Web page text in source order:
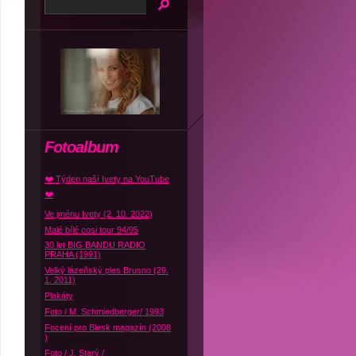
Fotoalbum
❤️ Týden naší Ivety na YouTube
❤️
Ve jménu Ivety (2. 10. 2022)
Malé bílé cosi tour 94/95
30 let BIG BANDU RADIO
PRAHA (1991)
Velký lázeňský ples Brusno (29.
1. 2011)
Plakáty
Foto / M. Schmiedberger/ 1993
Focení pro Blesk magazín (2008
)
Foto / J. Starý /